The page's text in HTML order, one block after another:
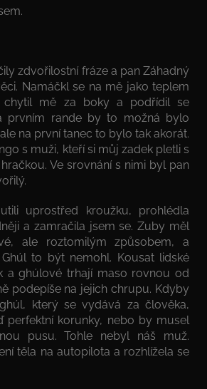
zdvořilostní fráze a pan Záhadný
Namáčkl se na mě jako teplem
chytil mě za boky a podřídil se
prvním rande by to možná bylo
na první tanec to bylo tak akorát.
s muži, kteří si můj zadek pletli s
Ve srovnání s nimi byl pan
uprostřed kroužku, prohlédla
a zamračila jsem se. Zuby měl
ale roztomilým způsobem, a
Ghúl to být nemohl. Kousat lidské
a ghúlové trhají maso rovnou od
podepíše na jejich chrupu. Kdyby
který se vydává za člověka,
perfektní korunky, nebo by musel
pusu. Tohle nebyl náš muž.
těla na autopilota a rozhlížela se